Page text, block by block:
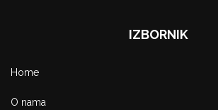
IZBORNIK
Home
O nama